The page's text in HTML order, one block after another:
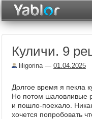
Куличи. 9
liligorina— 01.04.2025
Долгое время я пекла
Но потом шаловливые
и пошло-поехало.
хочется попробовать